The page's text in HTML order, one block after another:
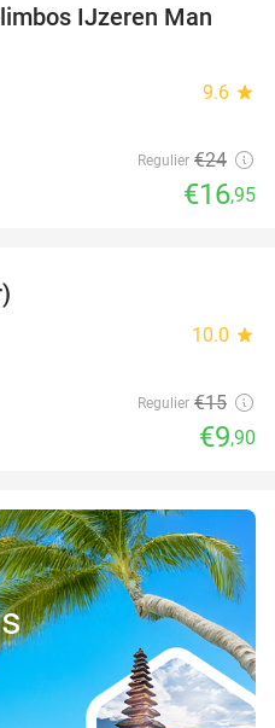
29%
IJzeren Man
9.6 star
Regulier €24
€16,95
10.0 star
Regulier €15
€9,90